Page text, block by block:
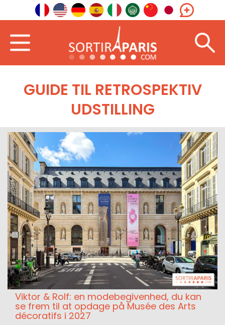
GUIDE TIL RETROSPEKTIV
UDSTILLING
Viktor & Rolf: en modebegivenhed, du kan
se frem til at opdage på Musée des Arts
décoratifs i 2027